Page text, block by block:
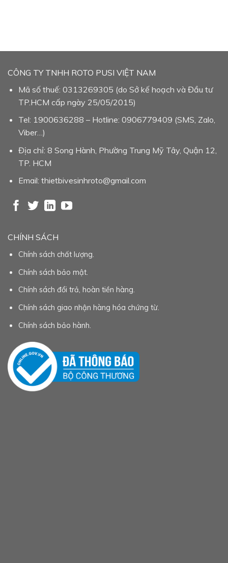
CÔNG TY TNHH ROTO PUSI VIỆT NAM
Mã số thuế: 0313269305 (do Sở kế hoạch và Đầu tư
TP.HCM cấp ngày 25/05/2015)
Tel: 1900636288 – Hotline: 0906779409 (SMS, Zalo,
Viber…)
Địa chỉ: 8 Song Hành, Phường Trung Mỹ Tây, Quận 12,
TP. HCM
Email: thietbivesinhroto@gmail.com
CHÍNH SÁCH
Chính sách chất lượng.
Chính sách bảo mật.
Chính sách đổi trả, hoàn tiền hàng.
Chính sách giao nhận hàng hóa chứng từ.
Chính sách bảo hành.